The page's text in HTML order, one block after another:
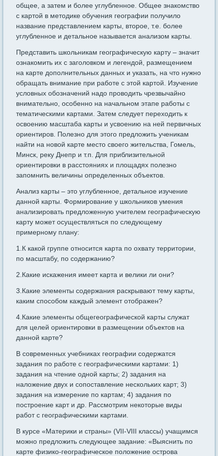
общее, а затем и более углубленное. Общее знакомство
с картой в методике обучения географии получило
название представлением карты, второе, т.е. более
углубленное и детальное называется анализом карты.
Представить школьникам географическую карту – значит
ознакомить их с заголовком и легендой, размещением
на карте дополнительных данных и указать, на что нужно
обращать внимание при работе с этой картой. Изучение
условных обозначений надо проводить чрезвычайно
внимательно, особенно на начальном этапе работы с
тематическими картами. Затем следует переходить к
освоению масштаба карты и усвоению на ней первичных
ориентиров. Полезно для этого предложить ученикам
найти на новой карте место своего жительства, Гомель,
Минск, реку Днепр и т.п. Для приблизительной
ориентировки в расстояниях и площадях полезно
запомнить величины определенных объектов.
Анализ карты – это углубленное, детальное изучение
данной карты. Формирование у школьников умения
анализировать предложенную учителем географическую
карту может осуществляться по следующему
примерному плану:
1.К какой группе относится карта по охвату территории,
по масштабу, по содержанию?
2.Какие искажения имеет карта и велики ли они?
3.Какие элементы содержания раскрывают тему карты,
каким способом каждый элемент отображен?
4.Какие элементы общегеографической карты служат
для целей ориентировки в размещении объектов на
данной карте?
В современных учебниках географии содержатся
задания по работе с географическими картами: 1)
задания на чтение одной карты; 2) задания на
наложение двух и сопоставление нескольких карт; 3)
задания на измерение по картам; 4) задания по
построение карт и др. Рассмотрим некоторые виды
работ с географическими картами.
В курсе «Материки и страны» (VII-VIII классы) учащимся
можно предложить следующее задание: «Выяснить по
карте физико-географическое положение острова